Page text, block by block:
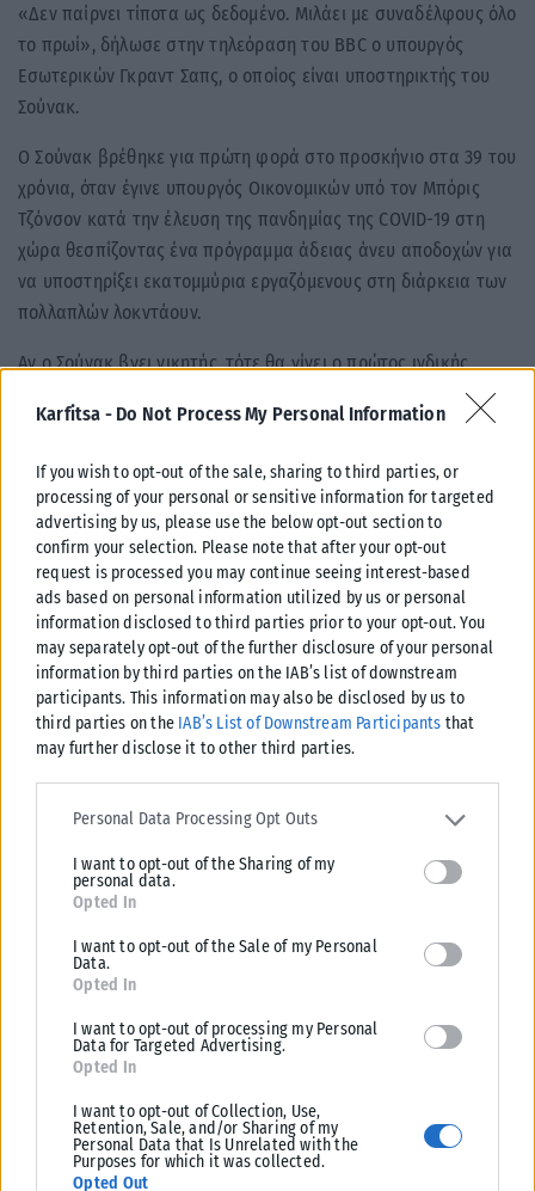
Karfitsa - Do Not Process My Personal Information
If you wish to opt-out of the sale, sharing to third parties, or
processing of your personal or sensitive information for targeted
advertising by us, please use the below opt-out section to
confirm your selection. Please note that after your opt-out
request is processed you may continue seeing interest-based
ads based on personal information utilized by us or personal
information disclosed to third parties prior to your opt-out. You
may separately opt-out of the further disclosure of your personal
information by third parties on the IAB’s list of downstream
participants. This information may also be disclosed by us to
third parties on the IAB’s List of Downstream Participants that
may further disclose it to other third parties.
Please note that this website/app uses one or more Google
services and may gather and store information including but not
deny consent to Google and its third-party tags to use your data
for below specified purposes in below Google consent section.
Personal Data Processing Opt Outs
I want to opt-out of the Sharing of my
personal data.
Opted In
I want to opt-out of the Sale of my Personal
Data.
Opted In
I want to opt-out of processing my Personal
Data for Targeted Advertising.
Opted In
I want to opt-out of Collection, Use,
Retention, Sale, and/or Sharing of my
Personal Data that Is Unrelated with the
Purposes for which it was collected.
Opted Out
«Δεν παίρνει τίποτα ως δεδομένο. Μιλάει με συναδέλφους όλο
το πρωί», δήλωσε στην τηλεόραση του BBC ο υπουργός
Εσωτερικών Γκραντ Σαπς, ο οποίος είναι υποστηρικτής του
Σούνακ.
Ο Σούνακ βρέθηκε για πρώτη φορά στο προσκήνιο στα 39 του
χρόνια, όταν έγινε υπουργός Οικονομικών υπό τον Μπόρις
Τζόνσον κατά την έλευση της πανδημίας της COVID-19 στη
χώρα θεσπίζοντας ένα πρόγραμμα άδειας άνευ αποδοχών για
να υποστηρίξει εκατομμύρια εργαζόμενους στη διάρκεια των
πολλαπλών λοκντάουν.
Αν ο Σούνακ βγει νικητής, τότε θα γίνει ο πρώτος ινδικής
1960, μια περίοδο κατά την οποία πολλοί άνθρωποι
προερχόμενοι από τις πρώην βρετανικές αποικίες έφθασαν
στη χώρα για να βοηθήσουν στην ανοικοδόμησή της μετά τον
Δεύτερο Παγκόσμιο Πόλεμο.
Αφού αποφοίτησε από το πανεπιστήμιο της Οξφόρδης, ο
Σούνακ φοίτησε στο πανεπιστήμιο Stanford των ΗΠΑ όπου
γνώρισε τη σύζυγό του Ακσάτα Μέρθι, κόρη του ινδού
δισεκατομμυριούχου Ν.Ρ Ναραγιάνα Μέρθι, ιδρυτή του ινδικού
κολοσσού της πληροφορικής Infosys Systems, ενώ εργάστηκε
Σχετικά Άρθρα